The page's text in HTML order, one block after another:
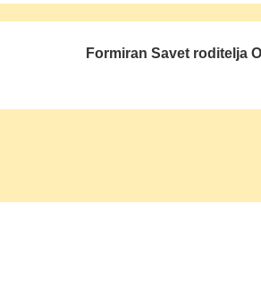
Formiran Savet roditelja